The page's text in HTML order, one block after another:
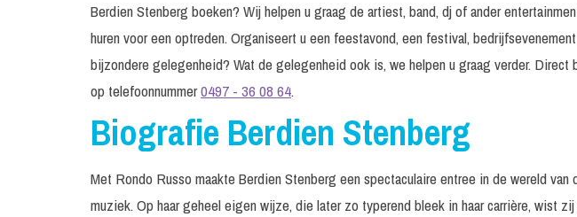
Berdien Stenberg boeken? Wij helpen u graag de artiest, band, dj of ander
huren voor een optreden. Organiseert u een feestavond, een festival,
bijzondere gelegenheid? Wat de gelegenheid ook is, we helpen u graag verder. Direct
op telefoonnummer0497 - 36 08 64.
Biografie Berdien Stenberg
Met Rondo Russo maakte Berdien Stenberg een spectaculaire entree in de wereld
muziek. Op haar geheel eigen wijze, die later zo typerend bleek in haar carrière, wist zij